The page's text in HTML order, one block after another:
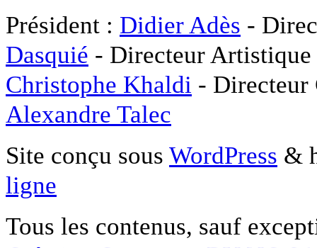
Président : Didier Adès -
Dasquié - Directeur
Christophe Khaldi -
Alexandre Talec
Site conçu sous WordPress &
ligne
Tous les contenus, sauf